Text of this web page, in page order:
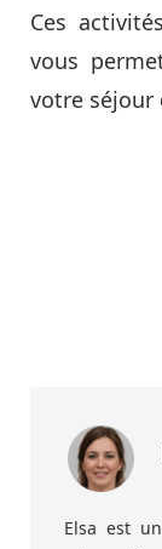
Ces
vous
votre séjour
Elsa est